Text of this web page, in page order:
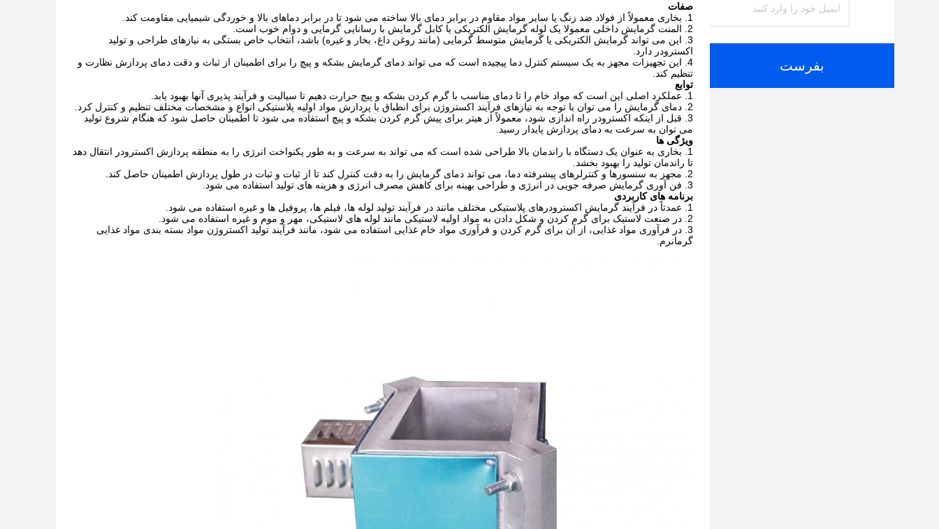
بفرست
صفات
بخاری معمولاً از فولاد ضد زنگ یا سایر مواد مقاوم در برابر دمای بالا ساخته می شود تا در برابر دماهای بالا و خوردگی شیمیایی مقاومت کند.
المنت گرمایش داخلی معمولا یک لوله گرمایش الکتریکی یا کابل گرمایش با رسانایی گرمایی و دوام خوب است.
این می تواند گرمایش الکتریکی یا گرمایش متوسط ​​گرمایی (مانند روغن داغ، بخار و غیره) باشد، انتخاب خاص بستگی به نیازهای طراحی و تولید
اکسترودر دارد.
این تجهیزات مجهز به یک سیستم کنترل دما پیچیده است که می تواند دمای گرمایش بشکه و پیچ را برای اطمینان از ثبات و دقت دمای پردازش نظارت و
تنظیم کند.
توابع
عملکرد اصلی این است که مواد خام را تا دمای مناسب با گرم کردن بشکه و پیچ حرارت دهیم تا سیالیت و فرآیند پذیری آنها بهبود یابد.
دمای گرمایش را می توان با توجه به نیازهای فرآیند اکستروژن برای انطباق با پردازش مواد اولیه پلاستیکی انواع و مشخصات مختلف تنظیم و کنترل کرد.
قبل از اینکه اکسترودر راه اندازی شود، معمولاً از هیتر برای پیش گرم کردن بشکه و پیچ استفاده می شود تا اطمینان حاصل شود که هنگام شروع تولید
می توان به سرعت به دمای پردازش پایدار رسید.
ویژگی ها
بخاری به عنوان یک دستگاه با راندمان بالا طراحی شده است که می تواند به سرعت و به طور یکنواخت انرژی را به منطقه پردازش اکسترودر انتقال دهد
تا راندمان تولید را بهبود بخشد.
مجهز به سنسورها و کنترلرهای پیشرفته دما، می تواند دمای گرمایش را به دقت کنترل کند تا از ثبات و ثبات در طول پردازش اطمینان حاصل کند.
فن آوری گرمایش صرفه جویی در انرژی و طراحی بهینه برای کاهش مصرف انرژی و هزینه های تولید استفاده می شود.
برنامه های کاربردی
عمدتاً در فرآیند گرمایش اکسترودرهای پلاستیکی مختلف مانند در فرآیند تولید لوله ها، فیلم ها، پروفیل ها و غیره استفاده می شود.
در صنعت لاستیک برای گرم کردن و شکل دادن به مواد اولیه لاستیکی مانند لوله های لاستیکی، مهر و موم و غیره استفاده می شود.
در فرآوری مواد غذایی، از آن برای گرم کردن و فرآوری مواد خام غذایی استفاده می شود، مانند فرآیند تولید اکستروژن مواد بسته بندی مواد غذایی
گرمانرم.